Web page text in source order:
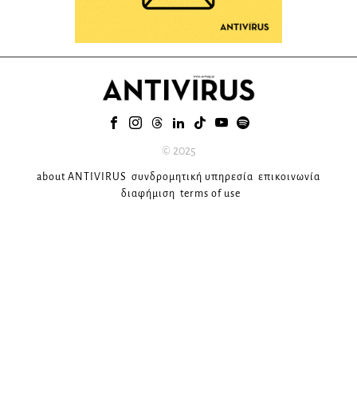
© 2025
about ANTIVIRUS συνδρομητική υπηρεσία επικοινωνία
διαφήμιση terms of use